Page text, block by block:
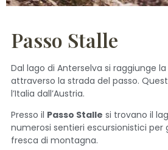
Passo Stalle
Dal lago di Anterselva si raggiunge la
attraverso la strada del passo.
l’Italia dall’Austria.
Presso il Passo Stalle si trovano il
numerosi sentieri escursionistici per
fresca di montagna.